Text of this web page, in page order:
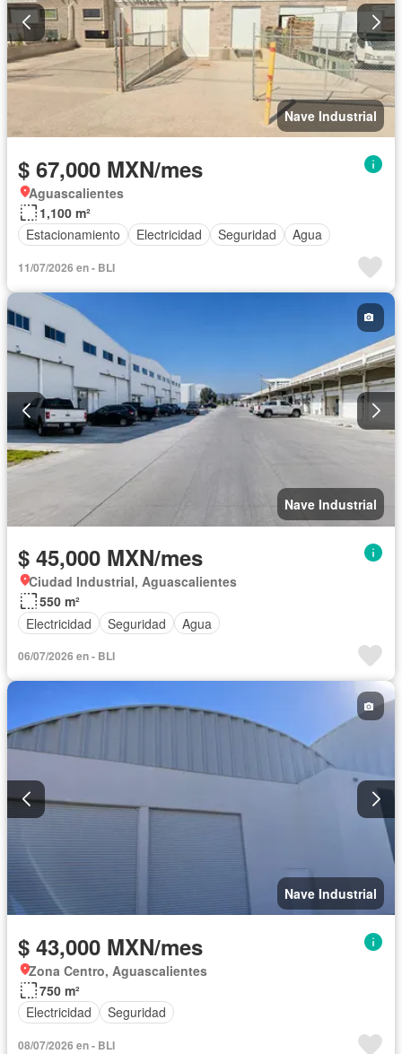
Nave Industrial
$ 67,000 MXN/mes
Aguascalientes
1,100 m²
Estacionamiento
Electricidad Seguridad Agua
11/07/2026 en - BLI
Nave Industrial
$ 45,000 MXN/mes
Ciudad Industrial, Aguascalientes
550 m²
Electricidad
Seguridad Agua
06/07/2026 en - BLI
Nave Industrial
$ 43,000 MXN/mes
Zona Centro, Aguascalientes
750 m²
Electricidad
Seguridad
08/07/2026 en - BLI